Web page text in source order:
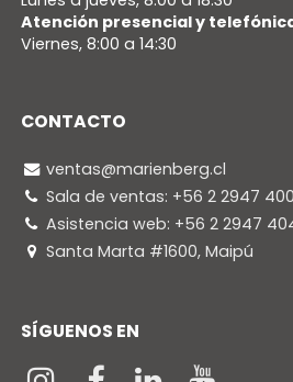
Atención presencial y
Viernes, 8:00 a 14:30
CONTACTO
ventas@marienberg.cl
Sala de ventas: +56 2 2947
Asistencia web: +56 2 2947
Santa Marta #1600, Maipú
SÍGUENOS EN